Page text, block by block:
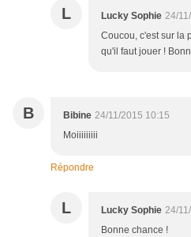
L Lucky Sophie 24/
Coucou, c'est sur la
qu'il faut jouer !
B Bibine 24/11/2015 10:15
Moiiiiiiiii
Répondre
L Lucky Sophie 24/
Bonne chance !